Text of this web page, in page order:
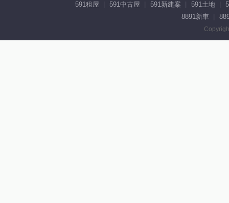
591租屋 591中古屋 591新建案 591土地
8891新車